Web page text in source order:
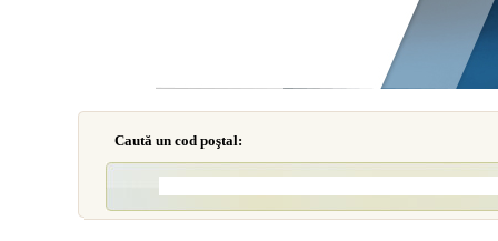
Caută un cod poştal: